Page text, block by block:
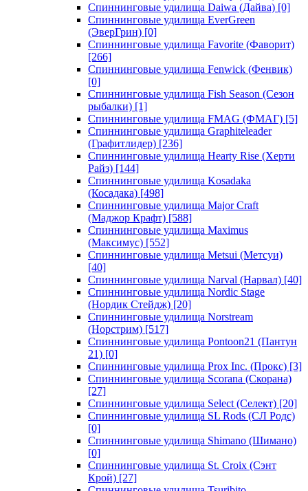
Спиннинговые удилища Daiwa (Дайва) [0]
Спиннинговые удилища EverGreen
(ЭверГрин) [0]
Спиннинговые удилища Favorite (Фаворит)
[266]
Спиннинговые удилища Fenwick (Фенвик)
[0]
Спиннинговые удилища Fish Season (Сезон
рыбалки) [1]
Спиннинговые удилища FMAG (ФМАГ) [5]
Спиннинговые удилища Graphiteleader
(Графитлидер) [236]
Спиннинговые удилища Hearty Rise (Херти
Райз) [144]
Спиннинговые удилища Kosadaka
(Косадака) [498]
Спиннинговые удилища Major Craft
(Маджор Крафт) [588]
Спиннинговые удилища Maximus
(Максимус) [552]
Спиннинговые удилища Metsui (Метсуи)
[40]
Спиннинговые удилища Narval (Нарвал) [40]
Спиннинговые удилища Nordic Stage
(Нордик Стейдж) [20]
Спиннинговые удилища Norstream
(Норстрим) [517]
Спиннинговые удилища Pontoon21 (Пантун
21) [0]
Спиннинговые удилища Prox Inc. (Прокс) [3]
Спиннинговые удилища Scorana (Скорана)
[27]
Спиннинговые удилища Select (Селект) [20]
Спиннинговые удилища SL Rods (СЛ Родс)
[0]
Спиннинговые удилища Shimano (Шимано)
[0]
Спиннинговые удилища St. Croix (Сэнт
Крой) [27]